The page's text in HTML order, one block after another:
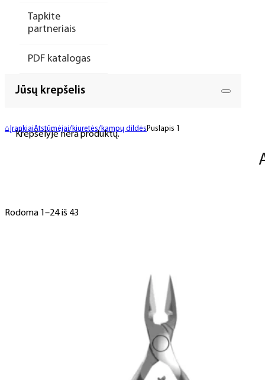
Tapkite
partneriais
PDF katalogas
Jūsų krepšelis
Krepšelyje nėra produktų.
⌂ ĮrankiaiAtstūmėjai/kiuretės/kampų dildės Puslapis 1
Rodoma 1–24 iš 43